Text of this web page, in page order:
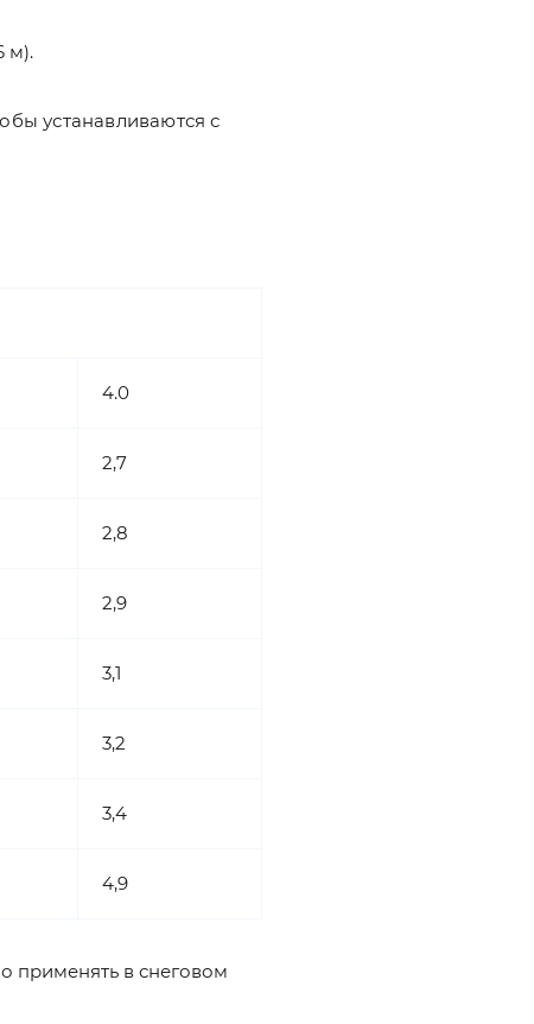
м).
устанавливаются с
4.0
2,7
2,8
2,9
3,1
3,2
3,4
4,9
применять в снеговом